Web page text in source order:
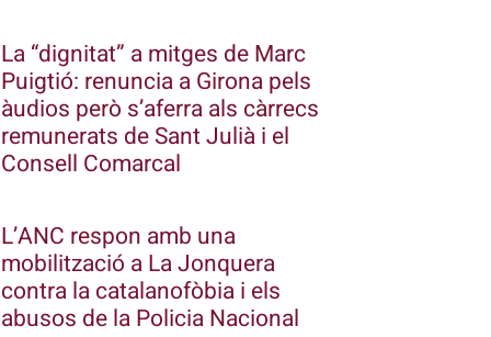
La “dignitat” a mitges de Marc
Puigtió: renuncia a Girona pels
àudios però s’aferra als càrrecs
remunerats de Sant Julià i el
Consell Comarcal
L’ANC respon amb una
mobilització a La Jonquera
contra la catalanofòbia i els
abusos de la Policia Nacional